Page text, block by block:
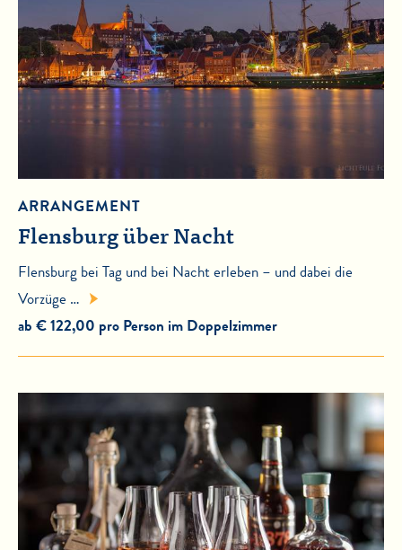
ARRANGEMENT
Flensburg über Nacht
Flensburg bei Tag und bei Nacht erleben – und dabei die
Vorzüge …
ab € 122,00 pro Person im Doppelzimmer